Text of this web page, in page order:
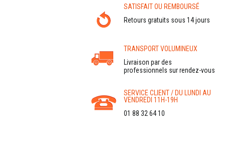
SATISFAIT OU REMBOURSÉ
Retours gratuits sous 14 jours
TRANSPORT VOLUMINEUX
Livraison par des
professionnels sur rendez-vous
SERVICE CLIENT / DU LUNDI AU
VENDREDI 11H-19H
01 88 32 64 10